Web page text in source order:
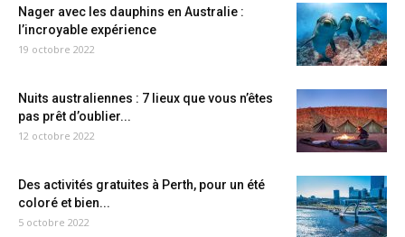
Nager avec les dauphins en Australie :
l’incroyable expérience
19 octobre 2022
Nuits australiennes : 7 lieux que vous n’êtes
pas prêt d’oublier...
12 octobre 2022
Des activités gratuites à Perth, pour un été
coloré et bien...
5 octobre 2022